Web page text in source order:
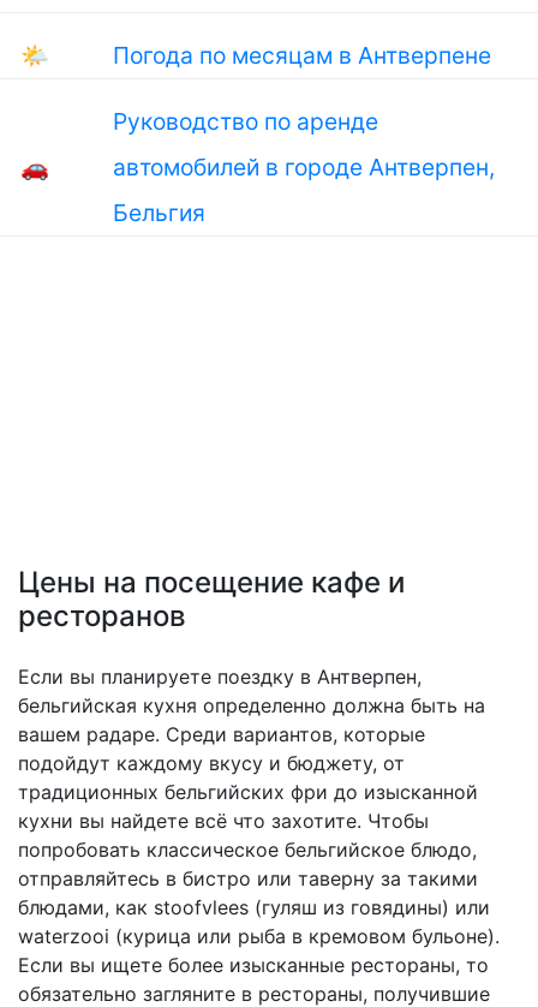
🌤 Погода по месяцам в Антверпене
🚗
Руководство по аренде
автомобилей в городе Антверпен,
Бельгия
Цены на посещение кафе и
ресторанов
Если вы планируете поездку в Антверпен,
бельгийская кухня определенно должна быть на
вашем радаре. Среди вариантов, которые
подойдут каждому вкусу и бюджету, от
традиционных бельгийских фри до изысканной
кухни вы найдете всё что захотите. Чтобы
попробовать классическое бельгийское блюдо,
отправляйтесь в бистро или таверну за такими
блюдами, как stoofvlees (гуляш из говядины) или
waterzooi (курица или рыба в кремовом бульоне).
Если вы ищете более изысканные рестораны, то
обязательно загляните в рестораны, получившие